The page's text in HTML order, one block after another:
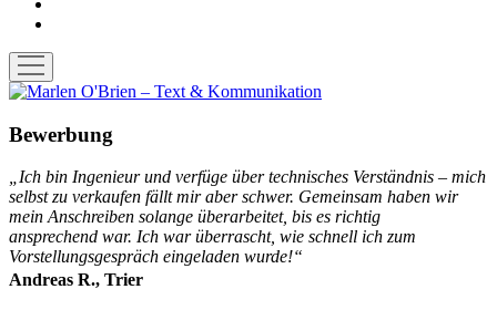
open
menu
Marlen
–
&
Kommunikation
Bewerbung
„Ich bin Ingenieur und verfüge über technisches Verständnis – mich
selbst zu verkaufen fällt mir aber schwer. Gemeinsam haben wir
mein Anschreiben solange überarbeitet, bis es richtig
ansprechend war. Ich war überrascht, wie schnell ich zum
Vorstellungsgespräch eingeladen wurde!“
Andreas R., Trier